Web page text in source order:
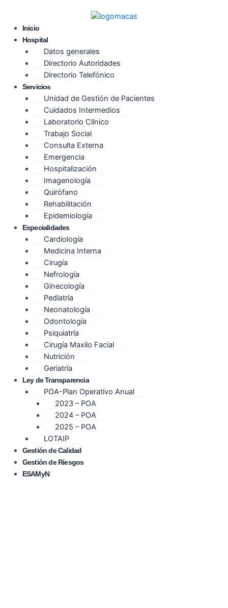
Inicio
Hospital
Datos generales
Directorio Autoridades
Directorio Telefónico
Servicios
Unidad de Gestión de Pacientes
Cuidados Intermedios
Laboratorio Clínico
Trabajo Social
Consulta Externa
Emergencia
Hospitalización
Imagenología
Quirófano
Rehabilitación
Epidemiología
Especialidades
Cardiología
Medicina Interna
Cirugía
Nefrología
Ginecología
Pediatría
Neonatología
Odontología
Psiquiatría
Cirugía Maxilo Facial
Nutrición
Geriatría
Ley de Transparencia
POA-Plan Operativo Anual
2023 – POA
2024 – POA
2025 – POA
LOTAIP
Gestión de Calidad
Gestión de Riesgos
ESAMyN